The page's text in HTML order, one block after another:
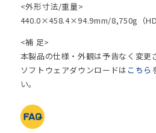
<外形寸法/重量>
440.0×458.4×94.9mm/8,750g（
<補 足>
本製品の仕様・外観は予告なく変更
ソフトウェアダウンロードは こちら
い。